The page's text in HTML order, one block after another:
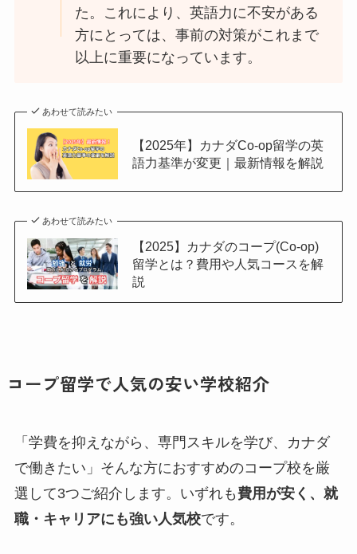
た。これにより、英語力に不安がある
方にとっては、事前の対策がこれまで
以上に重要になっています。
あわせて読みたい
【2025年】カナダCo-op留学の英
語力基準が変更｜最新情報を解説
あわせて読みたい
【2025】カナダのコープ(Co-op)
留学とは？費用や人気コースを解
説
コープ留学で人気の安い学校紹介
「学費を抑えながら、専門スキルを学び、カナダ
で働きたい」そんな方におすすめのコープ校を厳
選して3つご紹介します。いずれも費用が安く、就
職・キャリアにも強い人気校です。